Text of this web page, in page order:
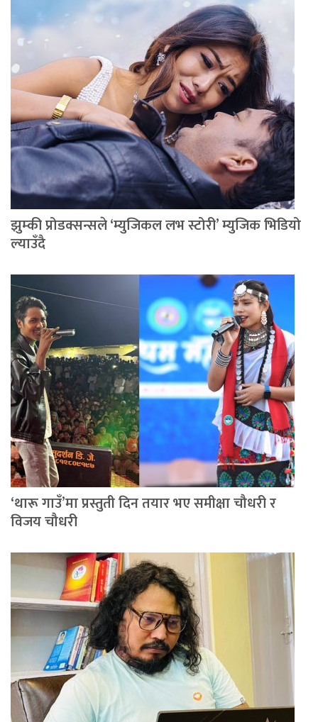
झुम्की प्रोडक्सन्सले ‘म्युजिकल लभ स्टोरी’ म्युजिक भिडियो
ल्याउँदै
‘थारू गाउँ’मा प्रस्तुती दिन तयार भए समीक्षा चौधरी र
विजय चौधरी